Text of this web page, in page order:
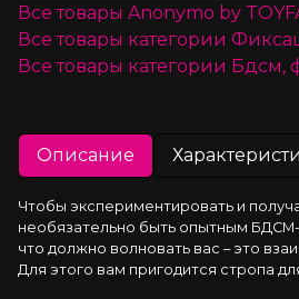
Все товары Anonymo by
Все товары категории
Все товары категории Бдсм,
Описание
Чтобы экспериментировать и
необязательно быть опытным БДСМ-
что должно волновать вас – это
Для этого вам пригодится стропа